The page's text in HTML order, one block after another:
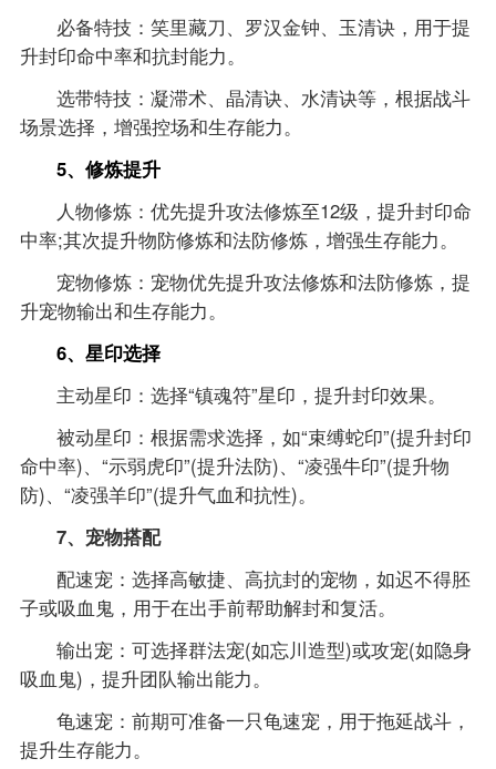
必备特技：笑里藏刀、罗汉金钟、玉清诀，用于提
升封印命中率和抗封能力。
选带特技：凝滞术、晶清诀、水清诀等，根据战斗
场景选择，增强控场和生存能力。
5、修炼提升
人物修炼：优先提升攻法修炼至12级，提升封印命
中率;其次提升物防修炼和法防修炼，增强生存能力。
宠物修炼：宠物优先提升攻法修炼和法防修炼，提
升宠物输出和生存能力。
6、星印选择
主动星印：选择“镇魂符”星印，提升封印效果。
被动星印：根据需求选择，如“束缚蛇印”(提升封印
命中率)、“示弱虎印”(提升法防)、“凌强牛印”(提升物
防)、“凌强羊印”(提升气血和抗性)。
7、宠物搭配
配速宠：选择高敏捷、高抗封的宠物，如迟不得胚
子或吸血鬼，用于在出手前帮助解封和复活。
输出宠：可选择群法宠(如忘川造型)或攻宠(如隐身
吸血鬼)，提升团队输出能力。
龟速宠：前期可准备一只龟速宠，用于拖延战斗，
提升生存能力。